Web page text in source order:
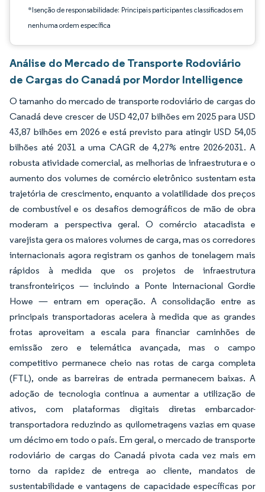
*Isenção de responsabilidade: Principais participantes classificados em
nenhuma ordem específica
Análise do Mercado de Transporte Rodoviário
de Cargas do Canadá por Mordor Intelligence
O tamanho do mercado de transporte rodoviário de cargas do
Canadá deve crescer de USD 42,07 bilhões em 2025 para USD
43,87 bilhões em 2026 e está previsto para atingir USD 54,05
bilhões até 2031 a uma CAGR de 4,27% entre 2026-2031. A
robusta atividade comercial, as melhorias de infraestrutura e o
aumento dos volumes de comércio eletrônico sustentam esta
trajetória de crescimento, enquanto a volatilidade dos preços
de combustível e os desafios demográficos de mão de obra
moderam a perspectiva geral. O comércio atacadista e
varejista gera os maiores volumes de carga, mas os corredores
internacionais agora registram os ganhos de tonelagem mais
rápidos à medida que os projetos de infraestrutura
transfronteiriços — incluindo a Ponte Internacional Gordie
Howe — entram em operação. A consolidação entre as
principais transportadoras acelera à medida que as grandes
frotas aproveitam a escala para financiar caminhões de
emissão zero e telemática avançada, mas o campo
competitivo permanece cheio nas rotas de carga completa
(FTL), onde as barreiras de entrada permanecem baixas. A
adoção de tecnologia continua a aumentar a utilização de
ativos, com plataformas digitais diretas embarcador-
transportadora reduzindo as quilometragens vazias em quase
um décimo em todo o país. Em geral, o mercado de transporte
rodoviário de cargas do Canadá pivota cada vez mais em
torno da rapidez de entrega ao cliente, mandatos de
sustentabilidade e vantagens de capacidade específicas por